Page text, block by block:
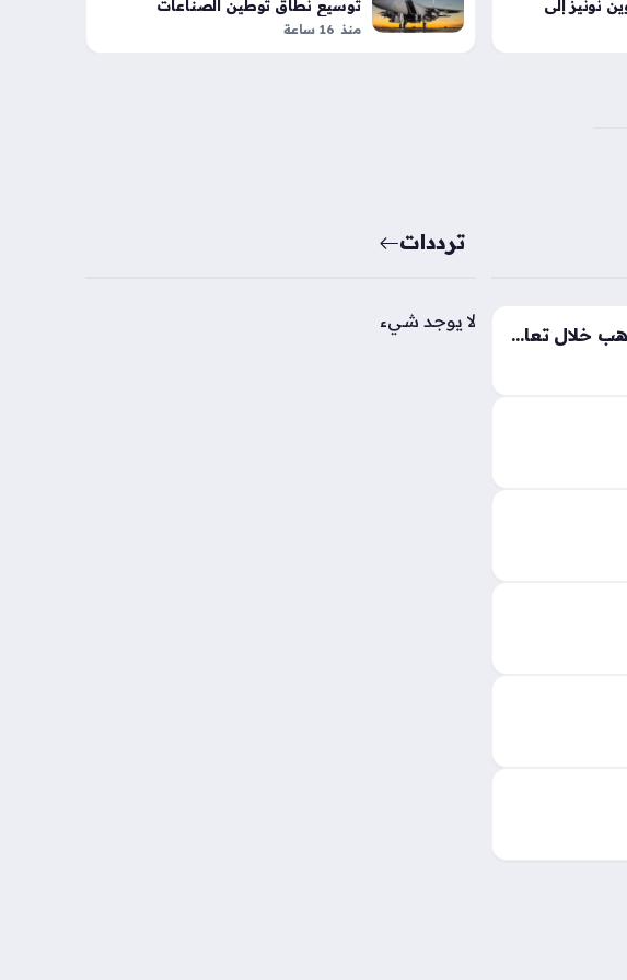
نونيز إلى
توسيع نطاق توطين الصناعات
العسكرية محلياً
منذ 16 ساعة
تطورات مفاجئة في أسعار الذهب خلال تعاملات مساء الخميس بالأسواق المحلية
المحلية، إذ
في سعر المعدن
ترددات
لا يوجد شيء